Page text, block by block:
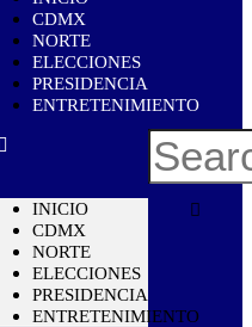
CDMX
NORTE
ELECCIONES
PRESIDENCIA
ENTRETENIMIENTO
INICIO
CDMX
NORTE
ELECCIONES
PRESIDENCIA
ENTRETENIMIENTO